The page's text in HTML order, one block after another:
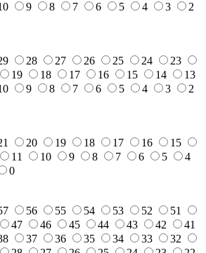
9 8 7 6 5 4 3
2
28 27 26 25 24
23
19 18 17 16 15 14
13
9 8 7 6 5 4 3
2
20 19 18 17 16
15
11 10 9 8 7 6 5
4
0
56 55 54 53 52
51
47 46 45 44 43 42
41
37 36 35 34 33
32